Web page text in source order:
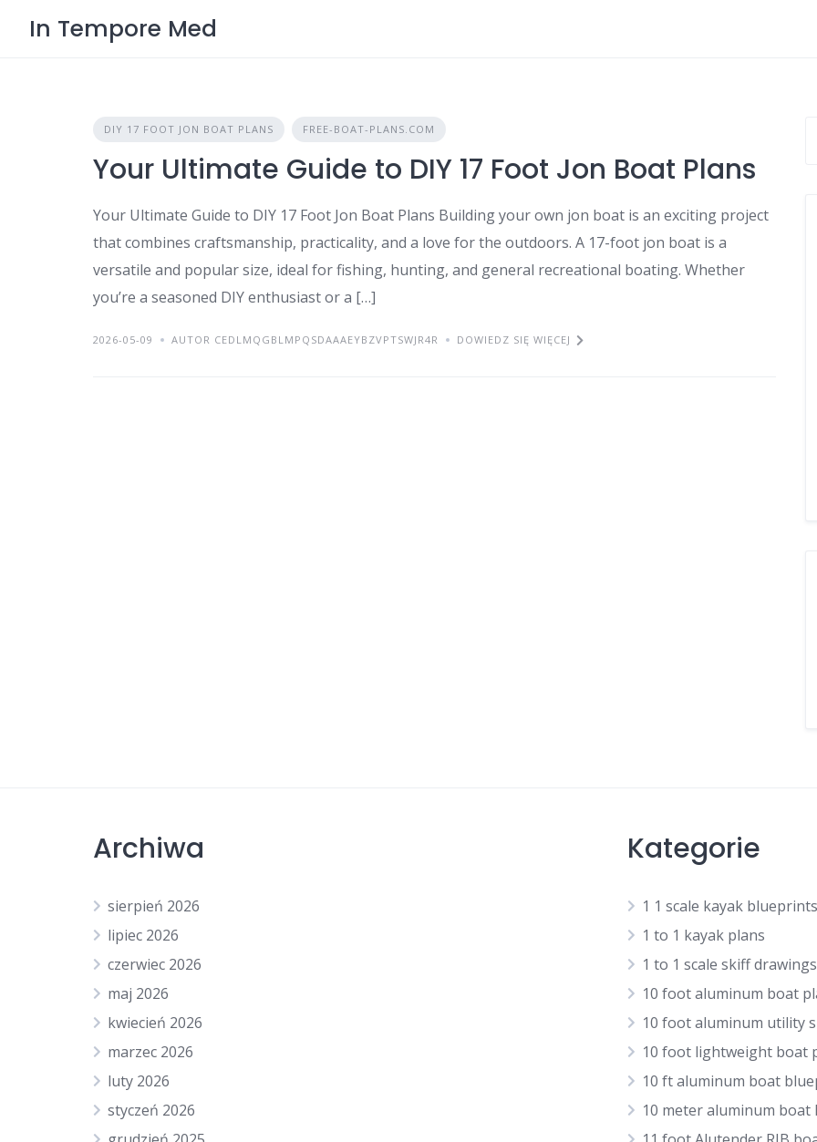
In Tempore Med
DIY 17 FOOT JON BOAT PLANS FREE-BOAT-PLANS.COM
Your Ultimate Guide to DIY 17 Foot Jon Boat Plans
Your Ultimate Guide to DIY 17 Foot Jon Boat Plans Building your own jon boat is an exciting project
that combines craftsmanship, practicality, and a love for the outdoors. A 17-foot jon boat is a
versatile and popular size, ideal for fishing, hunting, and general recreational boating. Whether
you’re a seasoned DIY enthusiast or a […]
2026-05-09 AUTOR CEDLMQGBLMPQSDAAAEYBZVPTSWJR4R DOWIEDZ SIĘ WIĘCEJ
Archiwa
sierpień 2026
lipiec 2026
czerwiec 2026
maj 2026
kwiecień 2026
marzec 2026
luty 2026
styczeń 2026
Kategorie
1 1 scale kayak blueprints
1 to 1 kayak plans
1 to 1 scale skiff drawings
10 foot aluminum boat
10 foot aluminum utility
10 foot lightweight boat
10 ft aluminum boat
10 meter aluminum boat